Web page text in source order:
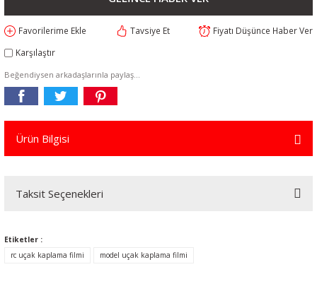
Tavsiye Et
Fiyatı Düşünce Haber Ver
Karşılaştır
Beğendiysen arkadaşlarınla paylaş...
Ürün Bilgisi
Taksit Seçenekleri
Etiketler :
rc uçak kaplama filmi
model uçak kaplama filmi